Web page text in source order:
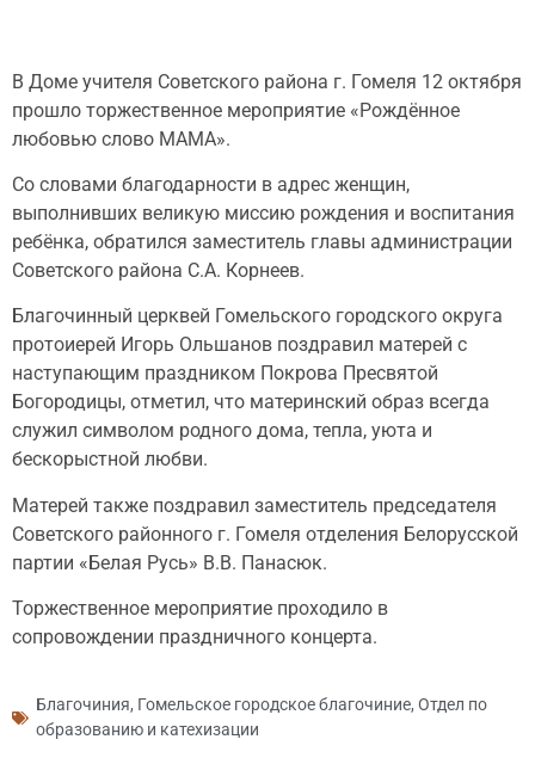
В Доме учителя Советского района г. Гомеля 12 октября
прошло торжественное мероприятие «Рождённое
любовью слово МАМА».
Со словами благодарности в адрес женщин,
выполнивших великую миссию рождения и воспитания
ребёнка, обратился заместитель главы администрации
Советского района С.А. Корнеев.
Благочинный церквей Гомельского городского округа
протоиерей Игорь Ольшанов поздравил матерей с
наступающим праздником Покрова Пресвятой
Богородицы, отметил, что материнский образ всегда
служил символом родного дома, тепла, уюта и
бескорыстной любви.
Матерей также поздравил заместитель председателя
Советского районного г. Гомеля отделения Белорусской
партии «Белая Русь» В.В. Панасюк.
Торжественное мероприятие проходило в
сопровождении праздничного концерта.
Благочиния, Гомельское городское благочиние, Отдел по
образованию и катехизации